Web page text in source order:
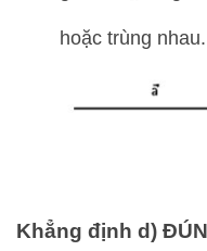
hoặc trùng
Khẳng định d)